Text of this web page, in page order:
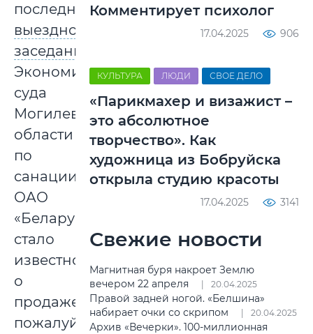
последнего
выездного
заседания
Экономического
суда
Могилевской
области
по
санации
ОАО
«Беларусьрезинотехника»
стало
известно
о
продаже,
пожалуй,
Комментирует психолог
17.04.2025 906
КУЛЬТУРА ЛЮДИ СВОЕ ДЕЛО
«Парикмахер и визажист –
это абсолютное
творчество». Как
художница из Бобруйска
открыла студию красоты
17.04.2025 3141
Свежие новости
Магнитная буря накроет Землю
вечером 22 апреля
20.04.2025
Правой задней ногой. «Белшина»
набирает очки со скрипом
20.04.2025
Архив «Вечерки». 100-миллионная